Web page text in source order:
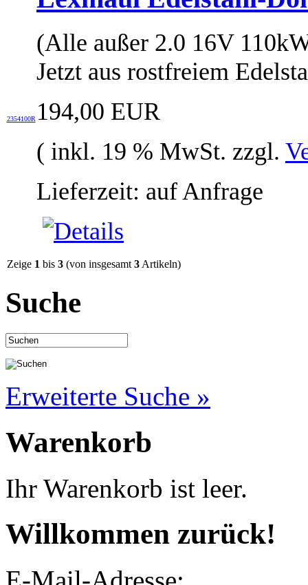
2354100R
(Alle außer 2.0 16V
Jetzt aus rostfreiem
194,00 EUR
( inkl. 19 % MwSt. zzgl.
Lieferzeit: auf Anfrage
Zeige 1 bis 3 (von insgesamt 3 Artikeln)
Suche
Erweiterte Suche »
Warenkorb
Ihr Warenkorb ist leer.
Willkommen zurück!